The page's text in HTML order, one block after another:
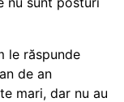
le răspunde
de an
mari, dar nu au